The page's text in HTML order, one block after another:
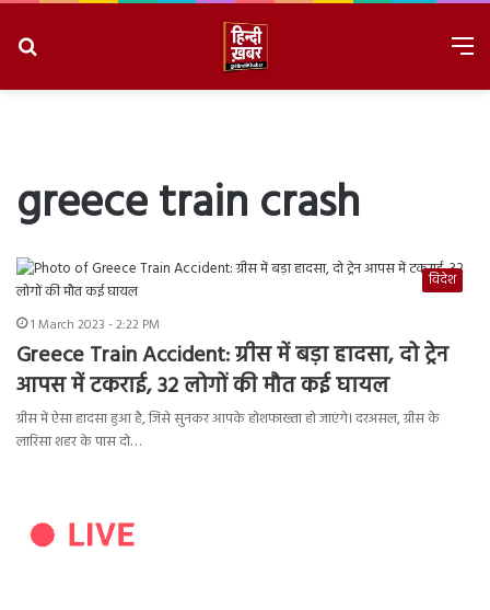
greece train crash
विदेश
1 March 2023 - 2:22 PM
Greece Train Accident: ग्रीस में बड़ा हादसा, दो ट्रेन
आपस में टकराई, 32 लोगों की मौत कई घायल
ग्रीस में ऐसा हादसा हुआ है, जिसे सुनकर आपके होशफाख्ता हो जाएंगे। दरअसल, ग्रीस के
लारिसा शहर के पास दो…